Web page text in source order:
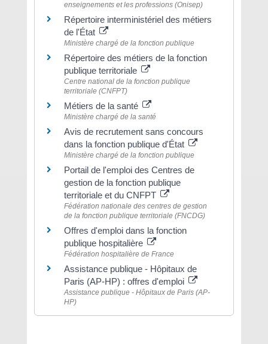
enseignements et les professions (Onisep)
Répertoire interministériel des métiers
de l'État
Ministère chargé de la fonction publique
Répertoire des métiers de la fonction
publique territoriale
Centre national de la fonction publique
territoriale (CNFPT)
Métiers de la santé
Ministère chargé de la santé
Avis de recrutement sans concours
dans la fonction publique d'État
Ministère chargé de la fonction publique
Portail de l'emploi des Centres de
gestion de la fonction publique
territoriale et du CNFPT
Fédération nationale des centres de gestion
de la fonction publique territoriale (FNCDG)
Offres d'emploi dans la fonction
publique hospitalière
Fédération hospitalière de France
Assistance publique - Hôpitaux de
Paris (AP-HP) : offres d'emploi
Assistance publique - Hôpitaux de Paris (AP-
HP)